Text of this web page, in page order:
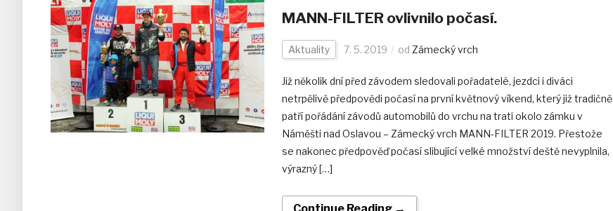
MANN-FILTER ovlivnilo počasí.
Aktuality 7. 5. 2019 od Zámecký vrch
Již několik dní před závodem sledovali pořadatelé, jezdci i diváci
netrpělivě předpovědi počasí na první květnový víkend, který již tradičně
patří pořádání závodů automobilů do vrchu na trati okolo zámku v
Náměšti nad Oslavou – Zámecký vrch MANN-FILTER 2019. Přestože
se nakonec předpověď počasí slibující velké množství deště nevyplnila,
výrazný […]